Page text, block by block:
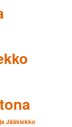
Jääkiekko